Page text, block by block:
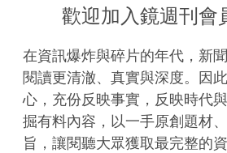
歡迎加入鏡週刊會
在資訊爆炸與碎片的年代，新
閱讀更清澈、真實與深度。因
心，充份反映事實，反映時代
掘有料內容，以一手原創題材
旨，讓閱聽大眾獲取最完整的資